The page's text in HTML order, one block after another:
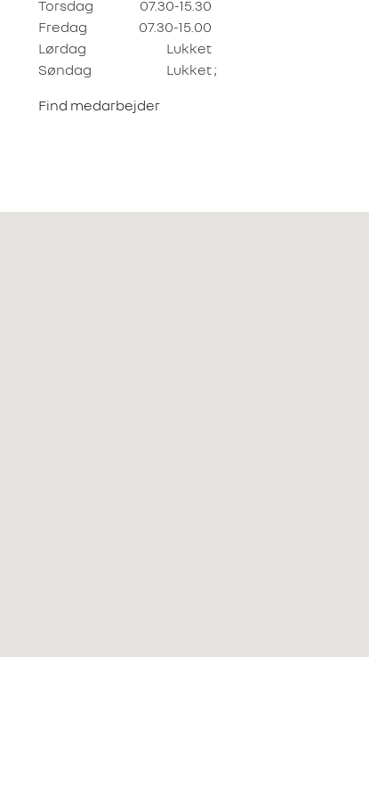
Torsdag
07.30-15.30
Fredag
07.30-15.00
Lørdag
Lukket
Søndag
Lukket;
Find medarbejder